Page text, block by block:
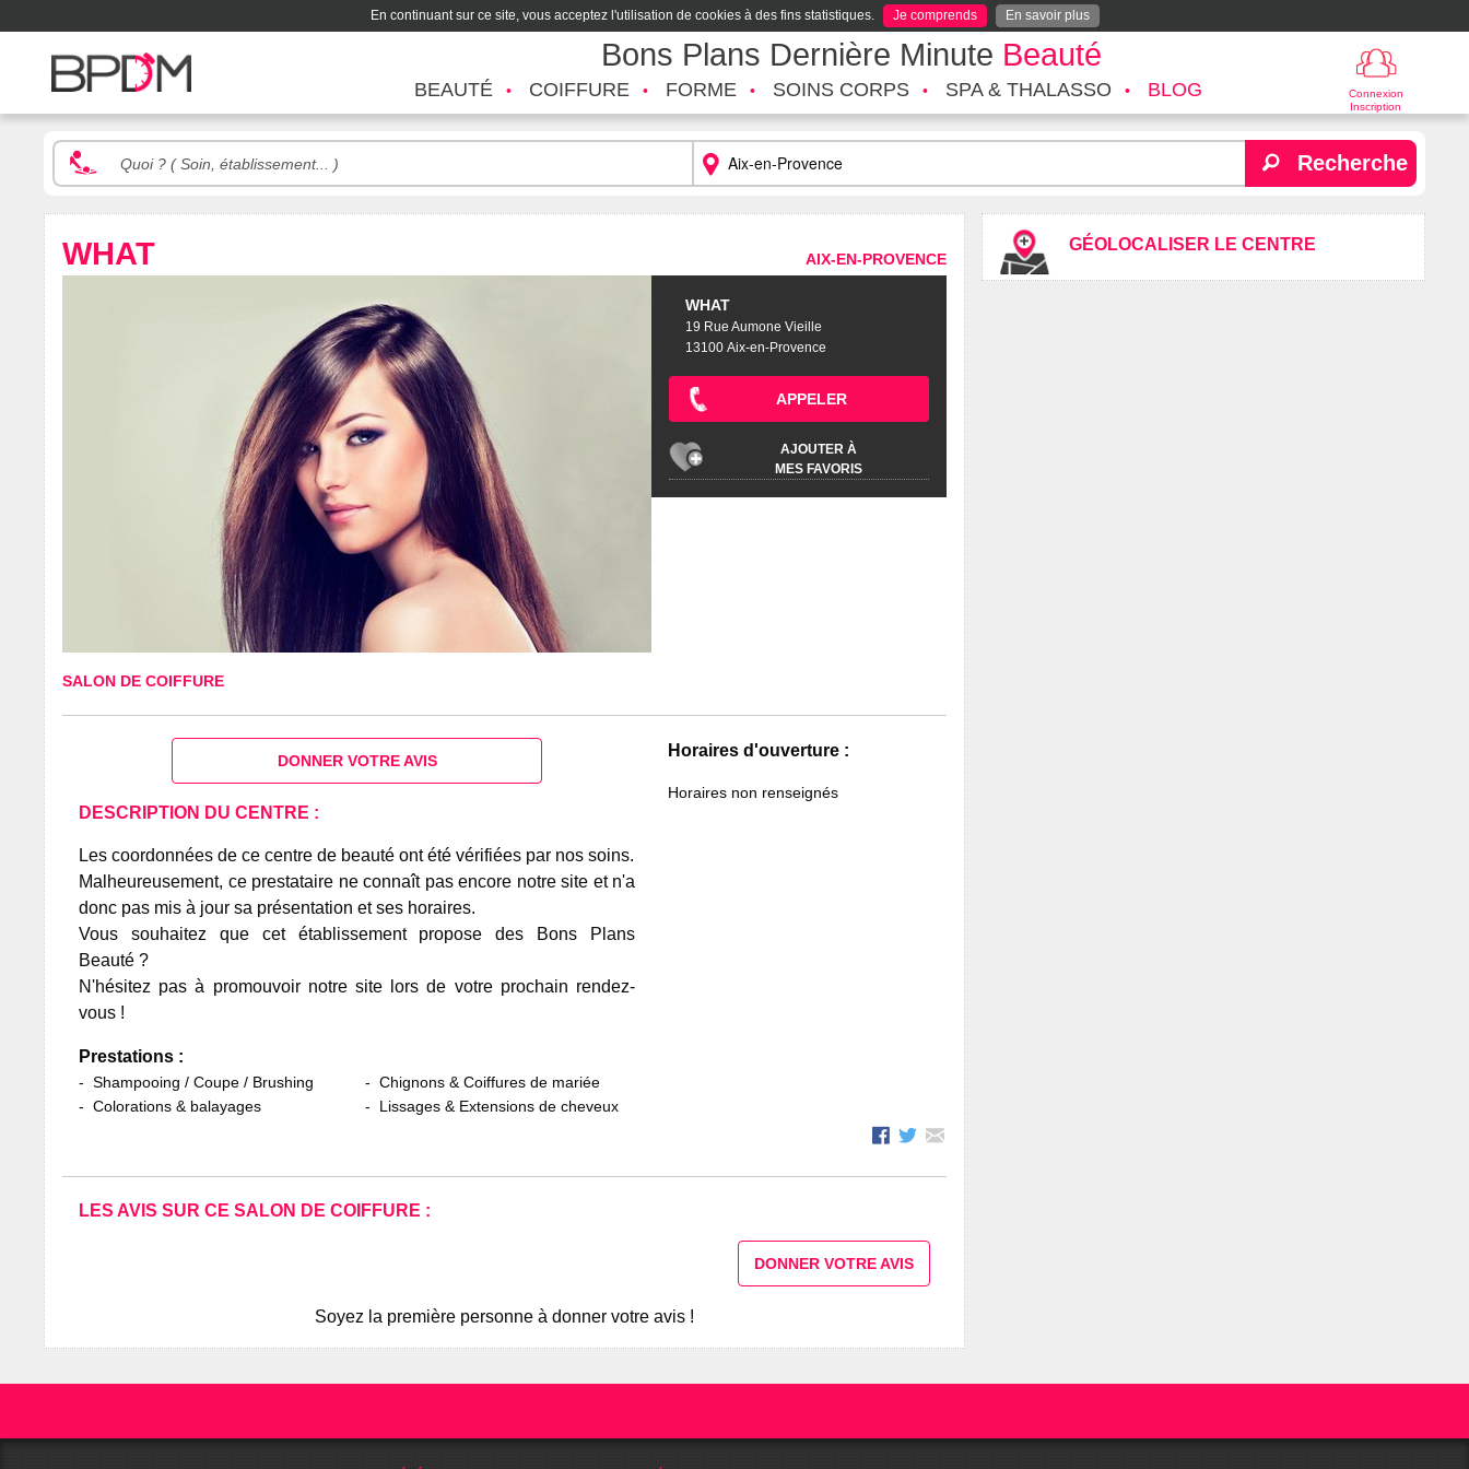
En continuant sur ce site, vous acceptez l'utilisation de cookies à des fins statistiques. Je comprends En savoir plus
Bons Plans Dernière Minute Beauté
Connexion
Inscription
BEAUTÉ COIFFURE FORME SOINS CORPS SPA & THALASSO BLOG
Recherche
GÉOLOCALISER LE CENTRE
WHAT AIX-EN-PROVENCE
WHAT
19 Rue Aumone Vieille
13100 Aix-en-Provence
APPELER
AJOUTER À
MES FAVORIS
SALON DE COIFFURE
Horaires d'ouverture :
Horaires non renseignés
DONNER VOTRE AVIS
DESCRIPTION DU CENTRE :
Les coordonnées de ce centre de beauté ont été vérifiées par nos soins.
Malheureusement, ce prestataire ne connaît pas encore notre site et n'a
donc pas mis à jour sa présentation et ses horaires.
Vous souhaitez que cet établissement propose des Bons Plans
Beauté ?
N'hésitez pas à promouvoir notre site lors de votre prochain rendez-
vous !
Prestations :
Shampooing / Coupe / Brushing
Colorations & balayages
Chignons & Coiffures de mariée
Lissages & Extensions de cheveux
LES AVIS SUR CE SALON DE COIFFURE :
DONNER VOTRE AVIS
Soyez la première personne à donner votre avis !